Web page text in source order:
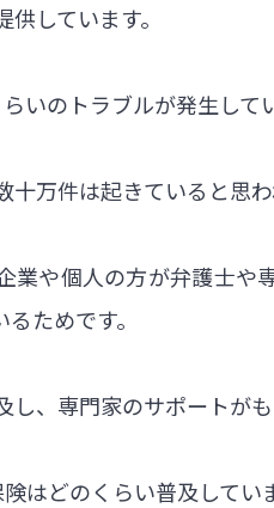
しています。
いのトラブルが発生して
十万件は起きていると思
業や個人の方が弁護士や
ためです。
し、専門家のサポートが
はどのくらい普及してい